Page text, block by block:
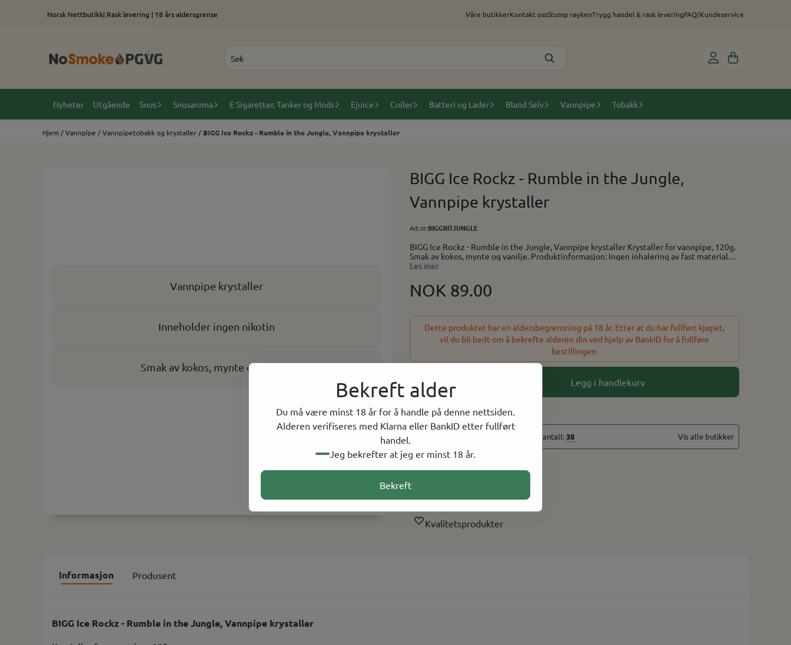
Bekreft alder
Du må være minst 18 år for å handle på denne nettsiden.
Alderen verifiseres med Klarna eller BankID etter fullført
handel.
Jeg bekrefter at jeg er minst 18 år.
Bekreft
Hopp til innholdNorsk Nettbutikk| Rask levering | 18 års aldersgrense Våre butikkerKontakt ossStump røykenTrygg handel & rask leveringFAQ/Kundeservice
Nyheter Utgående Snus Snusaroma E Sigaretter, Tanker og Mods Ejuice Coiler Batteri og Lader Bland Selv Vannpipe Tobakk
Hjem /Vannpipe /Vannpipetobakk og krystaller / BIGG Ice Rockz - Rumble in the Jungle, Vannpipe krystaller
Vannpipe krystaller
Inneholder ingen nikotin
Smak av kokos, mynte og vanlije
BIGG Ice Rockz - Rumble in the Jungle,
Vannpipe krystaller
Art.nr:BIGGRITJUNGLE
BIGG Ice Rockz - Rumble in the Jungle, Vannpipe krystaller Krystaller for vannpipe, 120g.
Smak av kokos, mynte og vanilje. Produktinformasjon: Ingen inhalering av fast materiale
eller sot/røyk, kun den smaksrike dampen blir inhalert. BIGG Ice Rockz inneholder ingen
Les mer
NOK 89.00
Dette produktet har en aldersbegrensning på 18 år. Etter at du har fullført kjøpet,
vil du bli bedt om å bekrefte alderen din ved hjelp av BankID for å fullføre
bestillingen.
Legg i handlekurv
13 På lager
butikker, totalt antall:38 Vis alle butikker
Rask levering
Norsk Nettbutikk
Kvalitetsprodukter
Informasjon Produsent
BIGG Ice Rockz - Rumble in the Jungle, Vannpipe krystaller